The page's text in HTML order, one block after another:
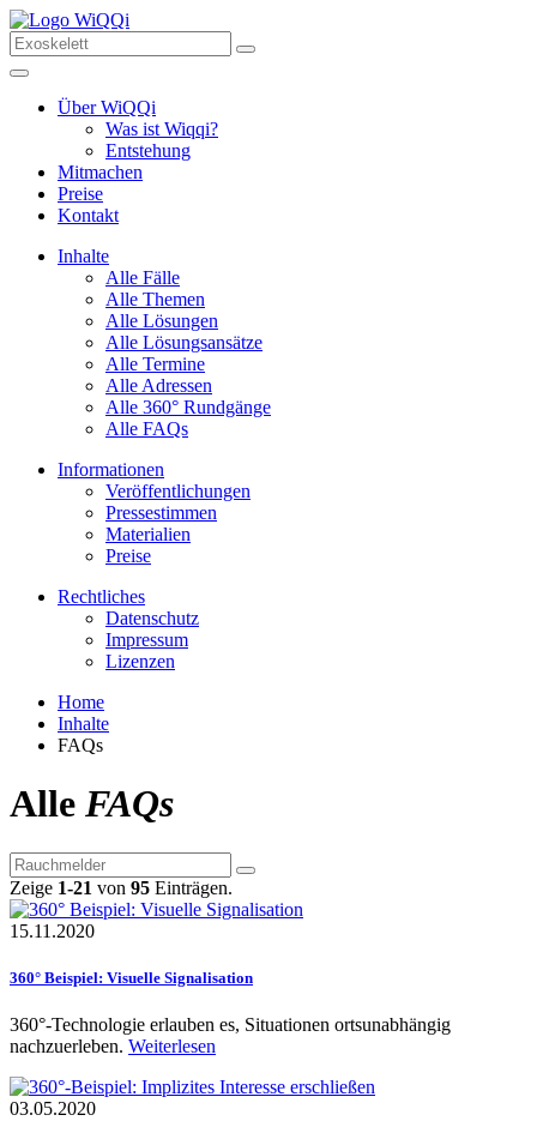
Über WiQQi
Was ist Wiqqi?
Entstehung
Mitmachen
Preise
Kontakt
Inhalte
Alle Fälle
Alle Themen
Alle Lösungen
Alle Lösungsansätze
Alle Termine
Alle Adressen
Alle 360° Rundgänge
Alle FAQs
Informationen
Veröffentlichungen
Pressestimmen
Materialien
Preise
Rechtliches
Datenschutz
Impressum
Lizenzen
Home
Inhalte
FAQs
Alle FAQs
Zeige 1-21 von 95 Einträgen.
15.11.2020
360° Beispiel: Visuelle Signalisation
360°-Technologie erlauben es, Situationen ortsunabhängig
nachzuerleben. Weiterlesen
03.05.2020